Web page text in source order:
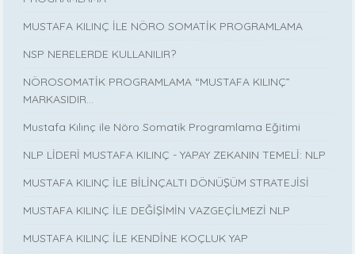
MUSTAFA KILINÇ İLE NÖRO SOMATİK PROGRAMLAMA
NSP NERELERDE KULLANILIR?
NÖROSOMATİK PROGRAMLAMA “MUSTAFA KILINÇ”
MARKASIDIR…
Mustafa Kılınç ile Nöro Somatik Programlama Eğitimi
NLP LİDERİ MUSTAFA KILINÇ - YAPAY ZEKANIN TEMELİ: NLP
MUSTAFA KILINÇ İLE BİLİNÇALTI DÖNÜŞÜM STRATEJİSİ
MUSTAFA KILINÇ İLE DEĞİŞİMİN VAZGEÇİLMEZİ NLP
MUSTAFA KILINÇ İLE KENDİNE KOÇLUK YAP